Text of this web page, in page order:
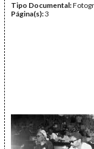
Tipo Documental:
Página(s):3